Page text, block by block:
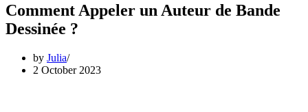
Comment Appeler un Auteur de Bande
Dessinée ?
by Julia
2 October 2023